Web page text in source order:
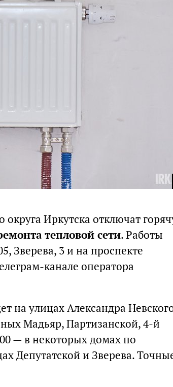
округа Иркутска отключат
тепловой сети. Работы
Зверева, 3 и на проспекте
канале оператора
на улицах Александра
Мадьяр, Партизанской, 4-й
— в некоторых домах по
Депутатской и Зверева.